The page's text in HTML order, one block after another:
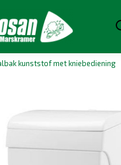
kunststof met kniebediening